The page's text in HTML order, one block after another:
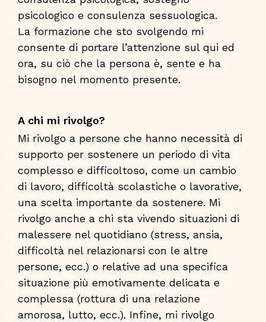
psicologico e consulenza sessuologica.
La formazione che sto svolgendo mi
consente di portare l’attenzione sul qui ed
ora, su ciò che la persona è, sente e ha
bisogno nel momento presente.
A chi mi rivolgo?
Mi rivolgo a persone che hanno necessità di
supporto per sostenere un periodo di vita
complesso e difficoltoso, come un cambio
di lavoro, difficoltà scolastiche o lavorative,
una scelta importante da sostenere. Mi
rivolgo anche a chi sta vivendo situazioni di
malessere nel quotidiano (stress, ansia,
difficoltà nel relazionarsi con le altre
persone, ecc.) o relative ad una specifica
situazione più emotivamente delicata e
complessa (rottura di una relazione
amorosa, lutto, ecc.). Infine, mi rivolgo